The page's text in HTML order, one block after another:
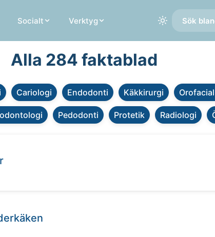
Socialt Verktyg Sök
Alla 284 faktablad
Cariologi Endodonti Käkkirurgi
Pedodonti Protetik Radiologi